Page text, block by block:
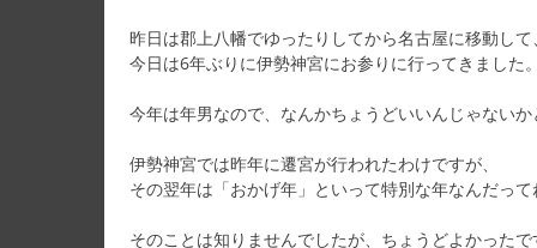
昨日は郡上八幡でゆったりしてから名古屋に移動して、
今日は6年ぶりに伊勢神宮にお参りに行ってきました。
今年は年男なので、なんかちょうどいいんじゃないか
伊勢神宮では昨年に遷宮が行われたわけですが、
その翌年は「おかげ年」といって特別な年なんだって
そのことは知りませんでしたが、ちょうどよかった